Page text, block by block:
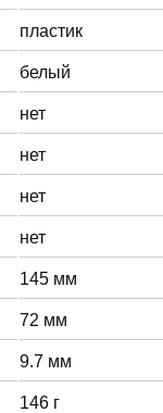
пластик
белый
нет
нет
нет
нет
145 мм
72 мм
9.7 мм
146 г